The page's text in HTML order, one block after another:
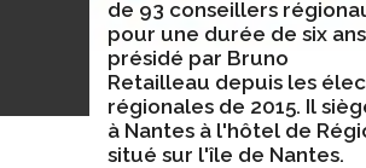
de 93 conseillers
pour une durée de six
présidé par Bruno
Retailleau depuis les
régionales de 2015. Il
à Nantes à l'hôtel de
situé sur l'île de Nantes.